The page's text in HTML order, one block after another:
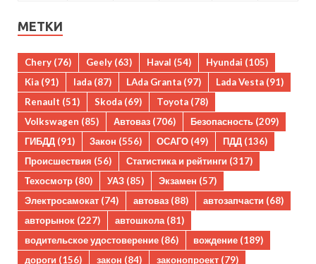
МЕТКИ
Chery (76) Geely (63) Haval (54) Hyundai (105)
Kia (91) lada (87) LAda Granta (97) Lada Vesta (91)
Renault (51) Skoda (69) Toyota (78)
Volkswagen (85) Автоваз (706) Безопасность (209)
ГИБДД (91) Закон (556) ОСАГО (49) ПДД (136)
Происшествия (56) Статистика и рейтинги (317)
Техосмотр (80) УАЗ (85) Экзамен (57)
Электросамокат (74) автоваз (88) автозапчасти (68)
авторынок (227) автошкола (81)
водительское удостоверение (86) вождение (189)
дороги (156) закон (84) законопроект (79)